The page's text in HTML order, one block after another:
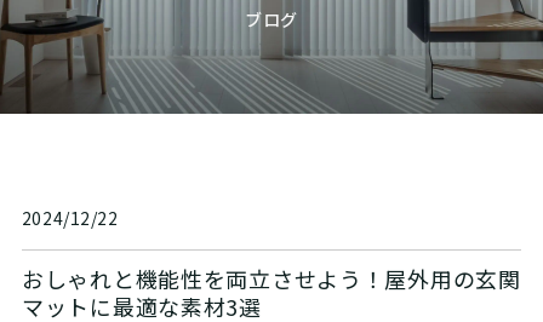
ブログ
2024/12/22
おしゃれと機能性を両立させよう！屋外用の玄関
マットに最適な素材3選